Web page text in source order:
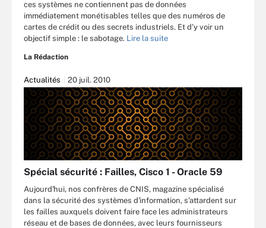
ces systèmes ne contiennent pas de données
immédiatement monétisables telles que des numéros de
cartes de crédit ou des secrets industriels. Et d’y voir un
objectif simple : le sabotage. Lire la suite
La Rédaction
Actualités 20 juil. 2010
Spécial sécurité : Failles, Cisco 1 - Oracle 59
Aujourd'hui, nos confrères de CNIS, magazine spécialisé
dans la sécurité des systèmes d'information, s'attardent sur
les failles auxquels doivent faire face les administrateurs
réseau et de bases de données, avec leurs fournisseurs